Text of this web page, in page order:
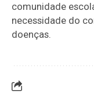
comunidade
necessidade do
doenças.